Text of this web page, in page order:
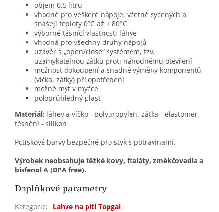
objem 0,5 litru
vhodné pro veškeré nápoje, včetně sycených a
snášejí teploty 0°C až + 80°C
výborné těsnící vlastnosti láhve
vhodná pro všechny druhy nápojů
uzávěr s „open/close“ systémem, tzv.
uzamykatelnou zátku proti náhodnému otevření
možnost dokoupení a snadné výměny komponentů
(víčka, zátky) při opotřebení
možné mýt v myčce
poloprůhledný plast
Materiál: láhev a víčko - polypropylen, zátka - elastomer,
těsnění - silikon
Potiskové barvy bezpečné pro styk s potravinami.
Výrobek neobsahuje těžké kovy, ftaláty, změkčovadla a
bisfenol A (BPA free).
Doplňkové parametry
Kategorie:
Lahve na pití Topgal